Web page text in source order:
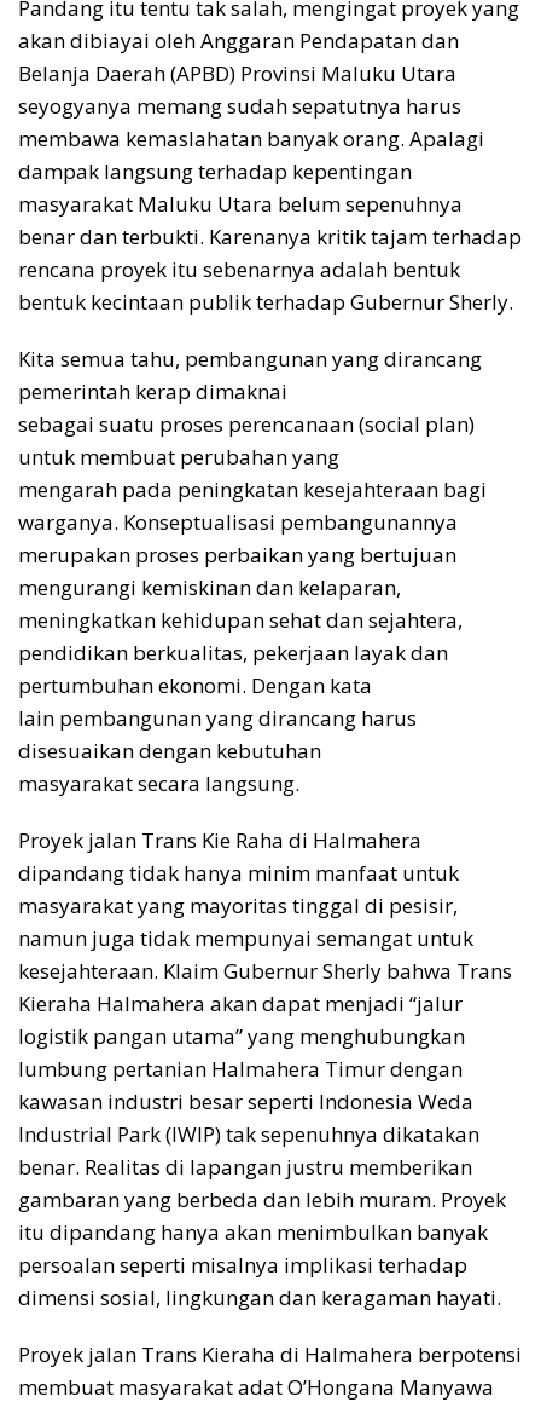
Pandang itu tentu tak salah, mengingat proyek yang
akan dibiayai oleh Anggaran Pendapatan dan
Belanja Daerah (APBD) Provinsi Maluku Utara
seyogyanya memang sudah sepatutnya harus
membawa kemaslahatan banyak orang. Apalagi
dampak langsung terhadap kepentingan
masyarakat Maluku Utara belum sepenuhnya
benar dan terbukti. Karenanya kritik tajam terhadap
rencana proyek itu sebenarnya adalah bentuk
bentuk kecintaan publik terhadap Gubernur Sherly.
Kita semua tahu, pembangunan yang dirancang
pemerintah kerap dimaknai
sebagai suatu proses perencanaan (social plan)
untuk membuat perubahan yang
mengarah pada peningkatan kesejahteraan bagi
warganya. Konseptualisasi pembangunannya
merupakan proses perbaikan yang bertujuan
mengurangi kemiskinan dan kelaparan,
meningkatkan kehidupan sehat dan sejahtera,
pendidikan berkualitas, pekerjaan layak dan
pertumbuhan ekonomi. Dengan kata
lain pembangunan yang dirancang harus
disesuaikan dengan kebutuhan
masyarakat secara langsung.
Proyek jalan Trans Kie Raha di Halmahera
dipandang tidak hanya minim manfaat untuk
masyarakat yang mayoritas tinggal di pesisir,
namun juga tidak mempunyai semangat untuk
kesejahteraan. Klaim Gubernur Sherly bahwa Trans
Kieraha Halmahera akan dapat menjadi “jalur
logistik pangan utama” yang menghubungkan
lumbung pertanian Halmahera Timur dengan
kawasan industri besar seperti Indonesia Weda
Industrial Park (IWIP) tak sepenuhnya dikatakan
benar. Realitas di lapangan justru memberikan
gambaran yang berbeda dan lebih muram. Proyek
itu dipandang hanya akan menimbulkan banyak
persoalan seperti misalnya implikasi terhadap
dimensi sosial, lingkungan dan keragaman hayati.
Proyek jalan Trans Kieraha di Halmahera berpotensi
membuat masyarakat adat O’Hongana Manyawa